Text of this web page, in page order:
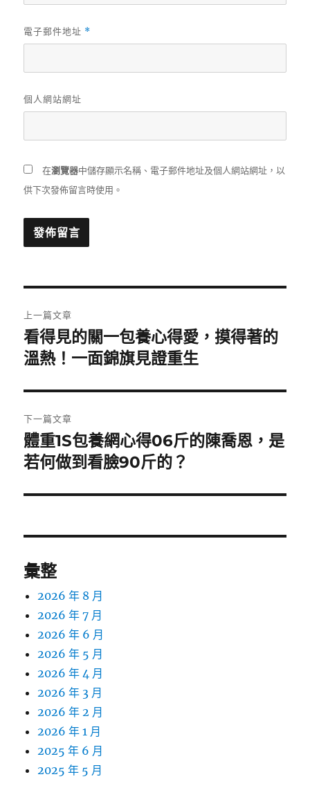
電子郵件地址 *
個人網站網址
在瀏覽器中儲存顯示名稱、電子郵件地址及個人網站網址，以
供下次發佈留言時使用。
章
導
覽
上一篇文章
上
一
文
章:
看得見的關一包養心得愛，摸得著的
溫熱！一面錦旗見證重生
下一篇文章
下
一
文
體重1S包養網心得06斤的陳喬恩，是
若何做到看臉90斤的？
彙整
2026 年 8 月
2026 年 7 月
2026 年 6 月
2026 年 5 月
2026 年 4 月
2026 年 3 月
2026 年 2 月
2026 年 1 月
2025 年 6 月
2025 年 5 月